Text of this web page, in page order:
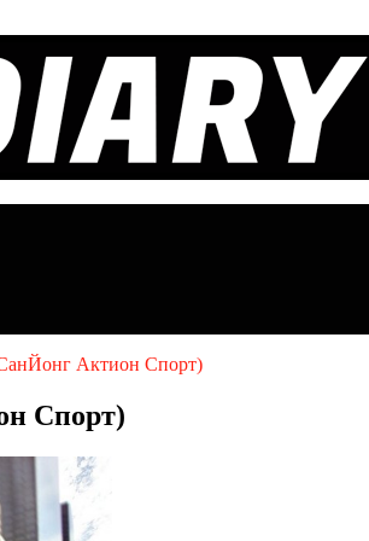
Актион Спорт)
Спорт)